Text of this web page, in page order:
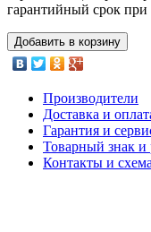
гарантийный срок при
Добавить в корзину
Производители
Доставка и
Гарантия и
Товарный знак и
Контакты и